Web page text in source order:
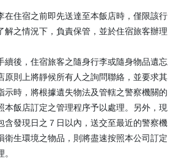
在住宿之前即先送達至本飯店時，僅限該行
解之情況下，負責保管，並於住宿旅客辦理
續後，住宿旅客之隨身行李或隨身物品遺忘
原則上將靜候所有人之詢問聯絡，並要求其
示時，將根據遺失物法及管轄之警察機關的
本飯店訂定之管理程序予以處理。另外，現
含發現日之７日以內，送交至最近的警察機
衛生環境之物品，則將盡速按照本公司訂定